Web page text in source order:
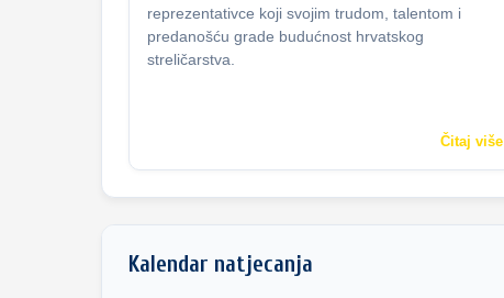
reprezentativce koji svojim trudom, talentom i
predanošću grade budućnost hrvatskog
streličarstva.
Čitaj više
Kalendar natjecanja